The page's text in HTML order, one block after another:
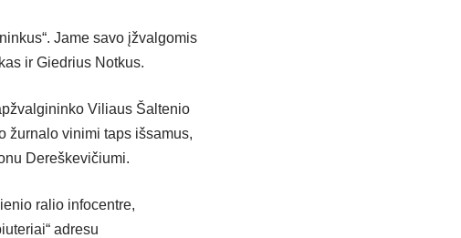
Jame savo įžvalgomis
ir Giedrius Notkus.
Viliaus Šaltenio
žurnalo vinimi taps išsamus,
Dereškevičiumi.
ralio infocentre,
adresu